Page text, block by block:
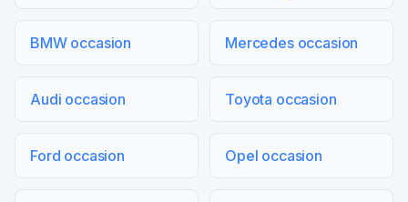
BMW occasion Mercedes occasion
Audi occasion Toyota occasion
Ford occasion Opel occasion